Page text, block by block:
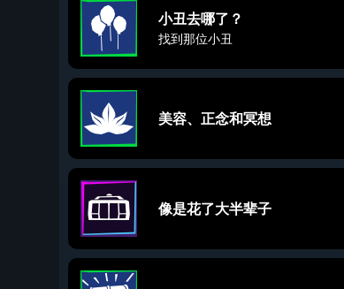
小丑去哪了？
找到那位小丑
美容、正念和冥想
像是花了大半辈子